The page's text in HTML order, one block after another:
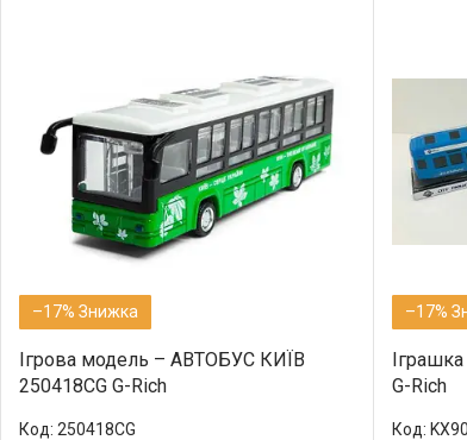
–17%
Ігрова модель – АВТОБУС КИЇВ
250418CG G-Rich
250418CG
–17%
G-Rich